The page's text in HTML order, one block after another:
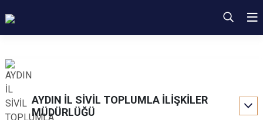
AYDIN İL SİVİL TOPLUMLA İLİŞKİLER
MÜDÜRLÜĞÜ